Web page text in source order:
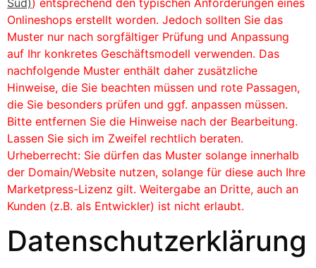
Süd)) entsprechend den typischen Anforderungen eines
Onlineshops erstellt worden. Jedoch sollten Sie das
Muster nur nach sorgfältiger Prüfung und Anpassung
auf Ihr konkretes Geschäftsmodell verwenden. Das
nachfolgende Muster enthält daher zusätzliche
Hinweise, die Sie beachten müssen und rote Passagen,
die Sie besonders prüfen und ggf. anpassen müssen.
Bitte entfernen Sie die Hinweise nach der Bearbeitung.
Lassen Sie sich im Zweifel rechtlich beraten.
Urheberrecht: Sie dürfen das Muster solange innerhalb
der Domain/Website nutzen, solange für diese auch Ihre
Marketpress-Lizenz gilt. Weitergabe an Dritte, auch an
Kunden (z.B. als Entwickler) ist nicht erlaubt.
Datenschutzerklärung